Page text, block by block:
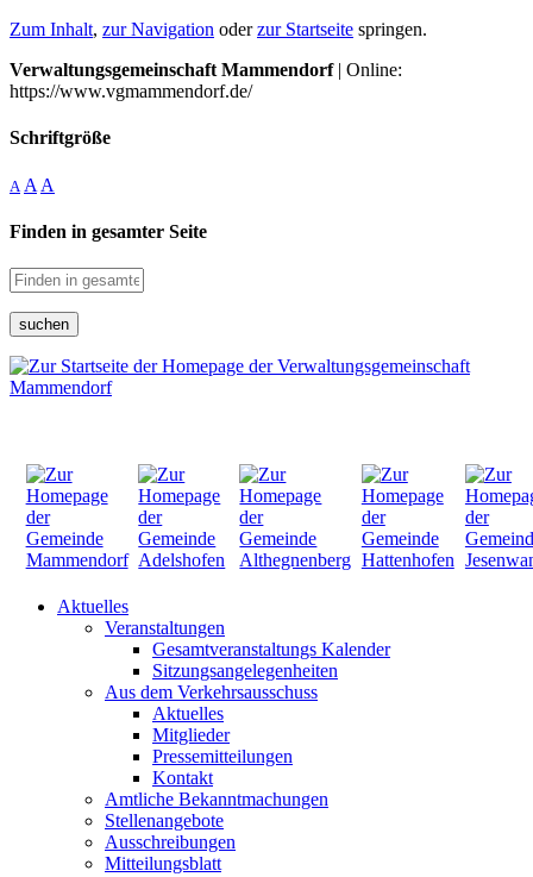
Zum Inhalt, zur Navigation oderzur Startseite springen.
Verwaltungsgemeinschaft Mammendorf| Online:
https://www.vgmammendorf.de/
Schriftgröße
A A A
Finden in gesamter Seite
suchen
Aktuelles
Veranstaltungen
Gesamtveranstaltungs Kalender
Sitzungsangelegenheiten
Aus dem Verkehrsausschuss
Aktuelles
Mitglieder
Pressemitteilungen
Kontakt
Amtliche Bekanntmachungen
Stellenangebote
Ausschreibungen
Mitteilungsblatt